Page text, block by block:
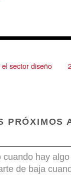
sector diseño
PRÓXIMOS
cuando hay
de baja